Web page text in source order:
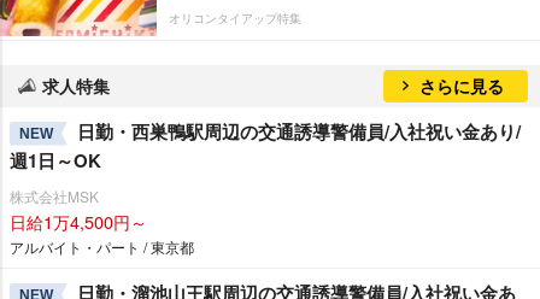
オリコンタイアップ特集
求人特集 さらに見る
NEW
日勤・西巣鴨駅周辺の交通誘導警備員/入社祝い金あり/
週1日～OK
株式会社MSK
日給1万4,500円～
アルバイト・パート / 東京都
NEW
日勤・溜池山王駅周辺の交通誘導警備員/入社祝い金あ